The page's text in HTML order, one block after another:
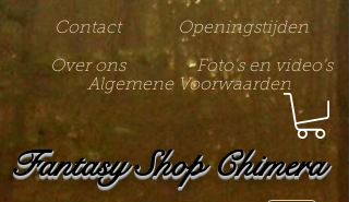
Contact Openingstijden
Over ons
Foto's en video's
Algemene Voorwaarden
Fantasy Shop Chimera